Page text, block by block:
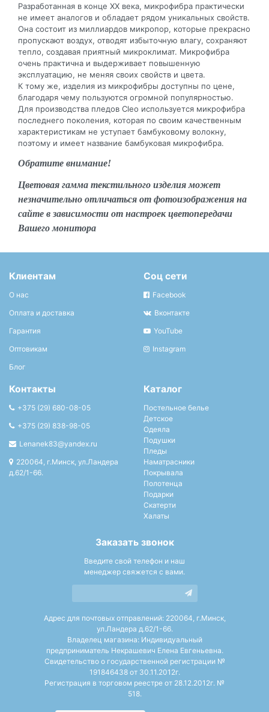
Разработанная в конце XX века, микрофибра практически
не имеет аналогов и обладает рядом уникальных свойств.
Она состоит из миллиардов микропор, которые прекрасно
пропускают воздух, отводят избыточную влагу, сохраняют
тепло, создавая приятный микроклимат. Микрофибра
очень практична и выдерживает повышенную
эксплуатацию, не меняя своих свойств и цвета.
К тому же, изделия из микрофибры доступны по цене,
благодаря чему пользуются огромной популярностью.
Для производства пледов Cleo используется микрофибра
последнего поколения, которая по своим качественным
характеристикам не уступает бамбуковому волокну,
поэтому и имеет название бамбуковая микрофибра.
Обратите внимание!
Цветовая гамма текстильного изделия может
незначительно отличаться от фотоизображения на
сайте в зависимости от настроек цветопередачи
Вашего монитора
Клиентам
О нас
Оплата и доставка
Гарантия
Оптовикам
Блог
Соц сети
Facebook
Вконтакте
YouTube
Instagram
Контакты
+375 (29) 680-08-05
+375 (29) 838-98-05
Lenanek83@yandex.ru
220064, г.Минск, ул.Ландера
д.62/1-66.
Каталог
Постельное белье
Детское
Одеяла
Подушки
Пледы
Наматрасники
Покрывала
Полотенца
Подарки
Скатерти
Халаты
Заказать звонок
Введите свой телефон и наш
менеджер свяжется с вами.
Адрес для почтовых отправлений: 220064, г.Минск,
ул.Ландера д.62/1-66.
Владелец магазина: Индивидуальный
предприниматель Некрашевич Елена Евгеньевна.
Свидетельство о государственной регистрации №
191846438 от 30.11.2012г.
Регистрация в торговом реестре от 28.12.2012г. №
518.